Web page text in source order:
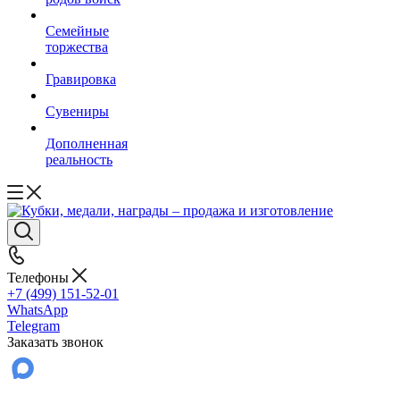
Семейные
торжества
Гравировка
Сувениры
Дополненная
реальность
Телефоны
+7 (499) 151-52-01
WhatsApp
Telegram
Заказать звонок